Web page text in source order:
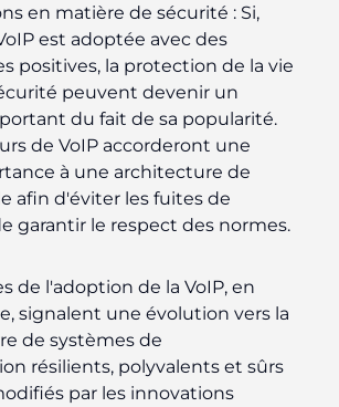
en matière de sécurité : Si,
est adoptée avec des
positives, la protection de la vie
peuvent devenir un
du fait de sa popularité.
de VoIP accorderont une
à une architecture de
afin d'éviter les fuites de
garantir le respect des normes.
de l'adoption de la VoIP, en
signalent une évolution vers la
de systèmes de
résilients, polyvalents et sûrs
par les innovations